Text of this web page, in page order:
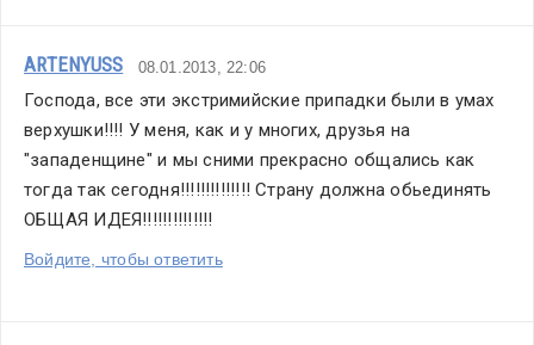
ARTENYUSS 08.01.2013, 22:06
Господа, все эти экстримийские припадки были в умах
верхушки!!!! У меня, как и у многих, друзья на
"западенщине" и мы сними прекрасно общались как
тогда так сегодня!!!!!!!!!!!!!! Страну должна обьединять
ОБЩАЯ ИДЕЯ!!!!!!!!!!!!!!
Войдите, чтобы ответить